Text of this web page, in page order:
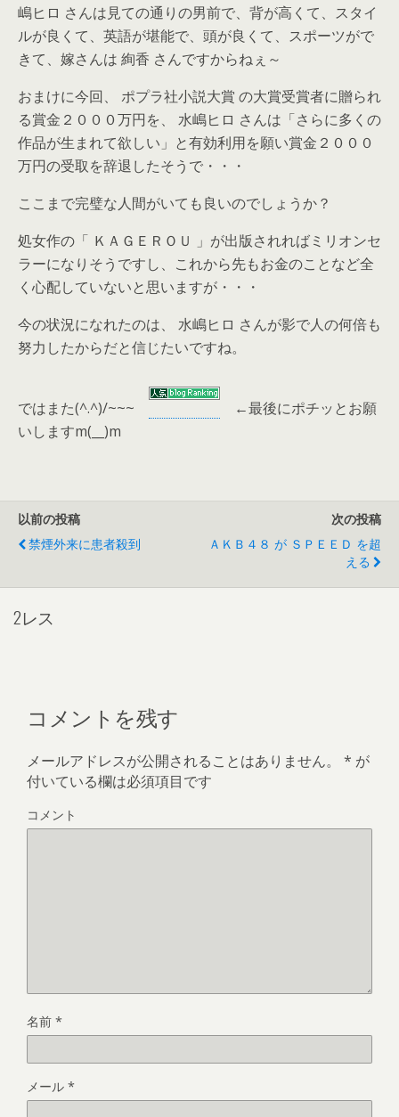
嶋ヒロ さんは見ての通りの男前で、背が高くて、スタイ
ルが良くて、英語が堪能で、頭が良くて、スポーツがで
きて、嫁さんは 絢香 さんですからねぇ～
おまけに今回、 ポプラ社小説大賞 の大賞受賞者に贈られ
る賞金２０００万円を、 水嶋ヒロ さんは「さらに多くの
作品が生まれて欲しい」と有効利用を願い賞金２０００
万円の受取を辞退したそうで・・・
ここまで完璧な人間がいても良いのでしょうか？
処女作の「 ＫＡＧＥＲＯＵ 」が出版されればミリオンセ
ラーになりそうですし、これから先もお金のことなど全
く心配していないと思いますが・・・
今の状況になれたのは、 水嶋ヒロ さんが影で人の何倍も
努力したからだと信じたいですね。
ではまた(^.^)/~~~ ←最後にポチッとお願
いしますm(__)m
以前の投稿
禁煙外来に患者殺到
次の投稿
ＡＫＢ４８ が ＳＰＥＥＤ を超
える
2レス
コメントを残す
メールアドレスが公開されることはありません。 * が
付いている欄は必須項目です
コメント
名前 *
メール *